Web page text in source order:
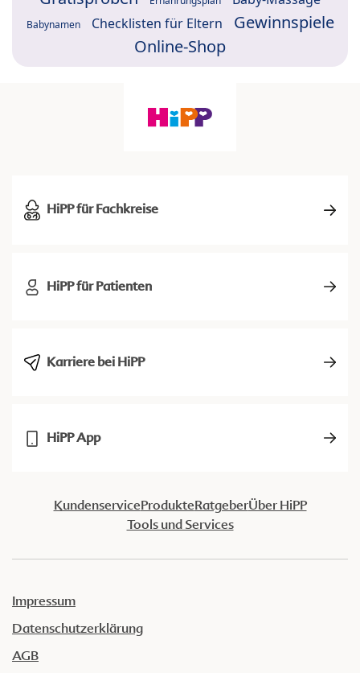
Babynamen Checklisten für Eltern
Gewinnspiele
Online-Shop
HiPP für Fachkreise
HiPP für Patienten
Karriere bei HiPP
HiPP App
KundenserviceProdukteRatgeberÜber HiPP
Tools und Services
Impressum
Datenschutzerklärung
AGB